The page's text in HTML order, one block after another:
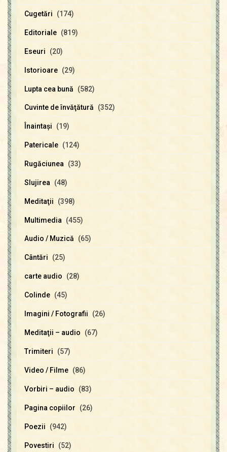
Cugetări (174)
Editoriale (819)
Eseuri (20)
Istorioare (29)
Lupta cea bună (582)
Cuvinte de învăţătură (352)
Înaintaşi (19)
Patericale (124)
Rugăciunea (33)
Slujirea (48)
Meditaţii (398)
Multimedia (455)
Audio / Muzică (65)
Cântări (25)
carte audio (28)
Colinde (45)
Imagini / Fotografii (26)
Meditaţii – audio (67)
Trimiteri (57)
Video / Filme (86)
Vorbiri – audio (83)
Pagina copiilor (26)
Poezii (942)
Povestiri (52)